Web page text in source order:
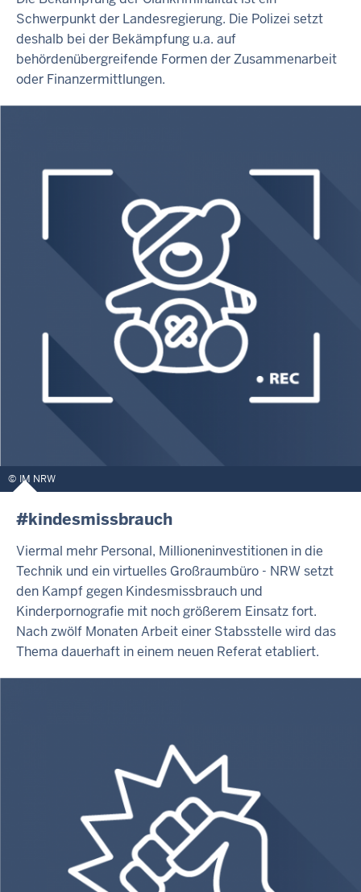
Schwerpunkt der Landesregierung. Die Polizei setzt
deshalb bei der Bekämpfung u.a. auf
behördenübergreifende Formen der Zusammenarbeit
oder Finanzermittlungen.
IM NRW
#kindesmissbrauch
Viermal mehr Personal, Millioneninvestitionen in die
Technik und ein virtuelles Großraumbüro - NRW setzt
den Kampf gegen Kindesmissbrauch und
Kinderpornografie mit noch größerem Einsatz fort.
Nach zwölf Monaten Arbeit einer Stabsstelle wird das
Thema dauerhaft in einem neuen Referat etabliert.